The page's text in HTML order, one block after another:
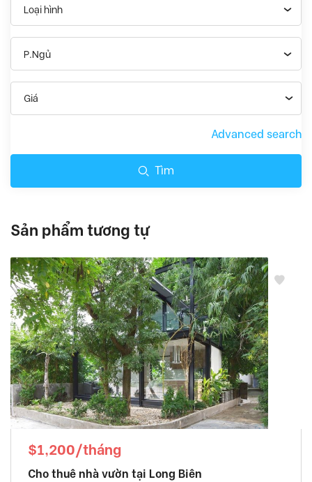
Loại hình
P.Ngủ
Giá
Advanced search
Tìm
Sản phẩm tương tự
$1,200/tháng
Cho thuê nhà vườn tại Long Biên